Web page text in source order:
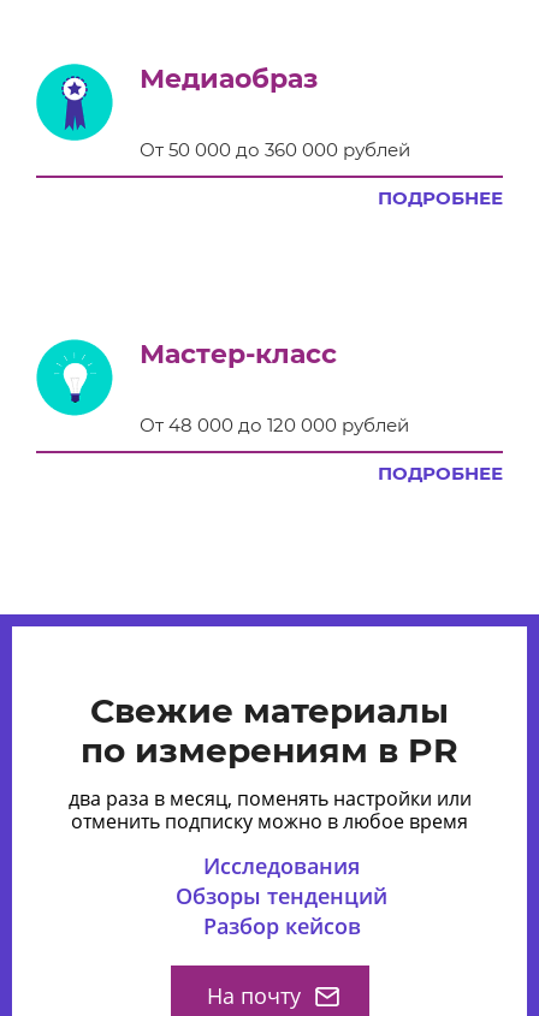
Медиаобраз
От 50 000 до 360 000 рублей
ПОДРОБНЕЕ
Мастер-класс
От 48 000 до 120 000 рублей
ПОДРОБНЕЕ
Свежие материалы
по измерениям в PR
два раза в месяц, поменять настройки или
отменить подписку можно в любое время
Исследования
Обзоры тенденций
Разбор кейсов
На почту